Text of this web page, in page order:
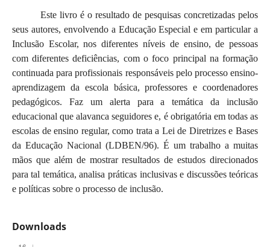
Este livro é o resultado de pesquisas concretizadas pelos
seus autores, envolvendo a Educação Especial e em particular a
Inclusão Escolar, nos diferentes níveis de ensino, de pessoas
com diferentes deficiências, com o foco principal na formação
continuada para profissionais responsáveis pelo processo ensino-
aprendizagem da escola básica, professores e coordenadores
pedagógicos. Faz um alerta para a temática da inclusão
educacional que alavanca seguidores e, é obrigatória em todas as
escolas de ensino regular, como trata a Lei de Diretrizes e Bases
da Educação Nacional (LDBEN/96). É um trabalho a muitas
mãos que além de mostrar resultados de estudos direcionados
para tal temática, analisa práticas inclusivas e discussões teóricas
e políticas sobre o processo de inclusão.
Downloads